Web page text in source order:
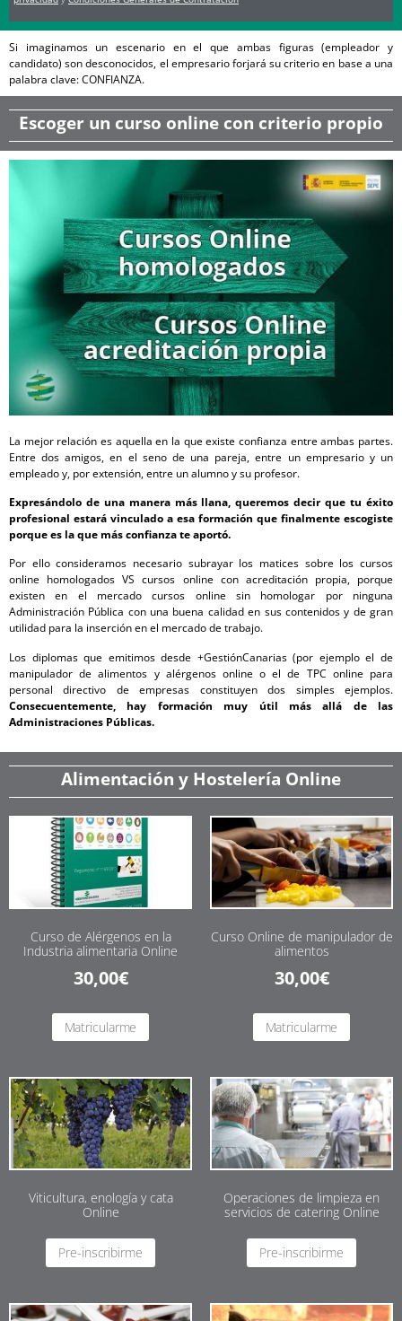
Si imaginamos un escenario en el que ambas figuras (empleador y
candidato) son desconocidos, el empresario forjará su criterio en base a una
palabra clave: CONFIANZA.
Escoger un curso online con criterio propio
La mejor relación es aquella en la que existe confianza entre ambas partes.
Entre dos amigos, en el seno de una pareja, entre un empresario y un
empleado y, por extensión, entre un alumno y su profesor.
Expresándolo de una manera más llana, queremos decir que tu éxito
profesional estará vinculado a esa formación que finalmente escogiste
porque es la que más confianza te aportó.
Por ello consideramos necesario subrayar los matices sobre los cursos
online homologados VS cursos online con acreditación propia, porque
existen en el mercado cursos online sin homologar por ninguna
Administración Pública con una buena calidad en sus contenidos y de gran
utilidad para la inserción en el mercado de trabajo.
Los diplomas que emitimos desde +GestiónCanarias (por ejemplo el de
manipulador de alimentos y alérgenos online o el de TPC online para
personal directivo de empresas constituyen dos simples ejemplos.
Consecuentemente, hay formación muy útil más allá de las
Administraciones Públicas.
Alimentación y Hostelería Online
Curso de Alérgenos en la
Industria alimentaria Online
30,00€
Matricularme
Curso Online de manipulador de
alimentos
30,00€
Matricularme
Viticultura, enología y cata
Online
Pre-inscribirme
Operaciones de limpieza en
servicios de catering Online
Pre-inscribirme